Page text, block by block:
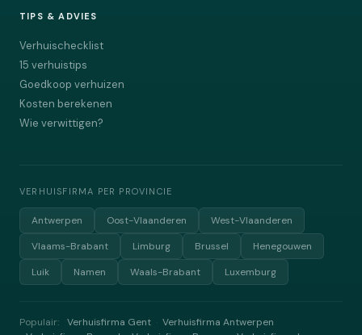
TIPS & ADVIES
Verhuischecklist
15 verhuistips
Goedkoop verhuizen
Kosten berekenen
Wie verwittigen?
VERHUISFIRMA PER PROVINCIE
Antwerpen Oost-Vlaanderen
West-Vlaanderen
Vlaams-Brabant
Limburg Brussel
Henegouwen
Luik
Namen Waals-Brabant Luxemburg
Populair: Verhuisfirma Gent Verhuisfirma Antwerpen